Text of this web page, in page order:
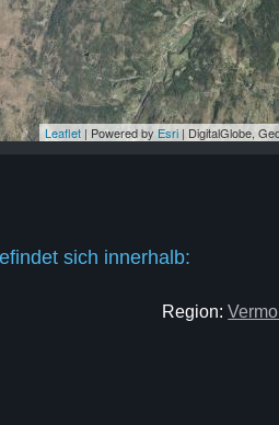
Leaflet| Powered by Esri| DigitalGlobe,
sich innerhalb:
Region: